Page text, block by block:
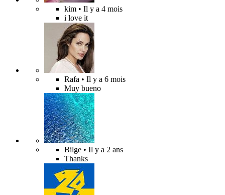
kim • Il y a 4 mois
i love it
Rafa • Il y a 6 mois
Muy bueno
Bilge • Il y a 2 ans
Thanks